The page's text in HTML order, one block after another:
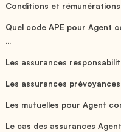
Conditions et
Quel code APE pour Agent
...
Les assurances
Les assurances
Les mutuelles pour Agent
Le cas des assurances